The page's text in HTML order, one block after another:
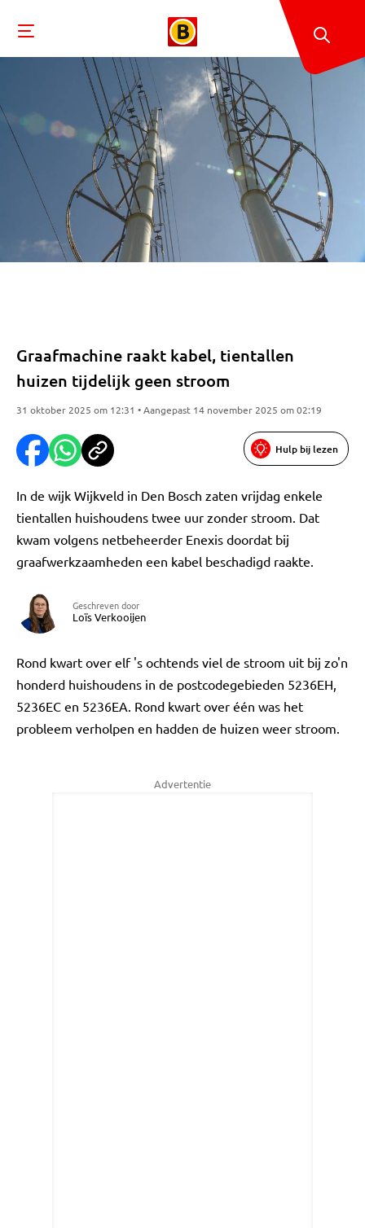
Graafmachine raakt kabel, tientallen
huizen tijdelijk geen stroom
31 oktober 2025 om 12:31 • Aangepast 14 november 2025 om 02:19
Hulp bij lezen
In de wijk Wijkveld in Den Bosch zaten vrijdag enkele
tientallen huishoudens twee uur zonder stroom. Dat
kwam volgens netbeheerder Enexis doordat bij
graafwerkzaamheden een kabel beschadigd raakte.
Geschreven door
Loïs Verkooijen
Rond kwart over elf 's ochtends viel de stroom uit bij zo'n
honderd huishoudens in de postcodegebieden 5236EH,
5236EC en 5236EA. Rond kwart over één was het
probleem verholpen en hadden de huizen weer stroom.
Advertentie